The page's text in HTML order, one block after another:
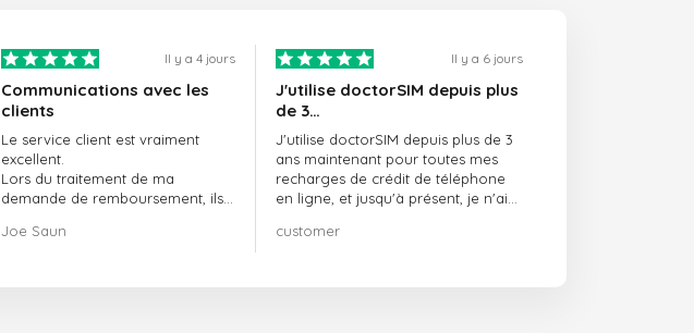
Il y a 4 jours
Communications avec les
clients
Le service client est vraiment
excellent.
Lors du traitement de ma
demande de remboursement, ils
professionnalisme et de rapidité,
Joe Saun
Il y a 6 jours
J'utilise doctorSIM depuis plus
de 3…
J'utilise doctorSIM depuis plus de 3
ans maintenant pour toutes mes
recharges de crédit de téléphone
en ligne, et jusqu'à présent, je n'ai
vivement !!!
customer